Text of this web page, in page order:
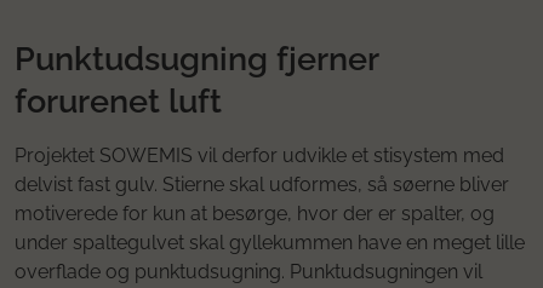
Punktudsugning fjerner
forurenet luft
Projektet SOWEMIS vil derfor udvikle et stisystem med
delvist fast gulv. Stierne skal udformes, så søerne bliver
motiverede for kun at besørge, hvor der er spalter, og
under spaltegulvet skal gyllekummen have en meget lille
overflade og punktudsugning. Punktudsugningen vil